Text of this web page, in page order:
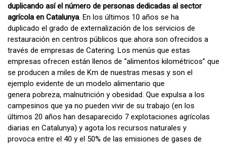
duplicando así el número de personas dedicadas al sector
agrícola en Catalunya. En los últimos 10 años se ha
duplicado el grado de externalización de los servicios de
restauración en centros públicos que ahora son ofrecidos a
través de empresas de Catering. Los menús que estas
empresas ofrecen están llenos de “alimentos kilométricos” que
se producen a miles de Km de nuestras mesas y son el
ejemplo evidente de un modelo alimentario que
genera pobreza, malnutrición y obesidad. Que expulsa a los
campesinos que ya no pueden vivir de su trabajo (en los
últimos 20 años han desaparecido 7 explotaciones agrícolas
diarias en Catalunya) y agota los recursos naturales y
provoca entre el 40 y el 50% de las emisiones de gases de